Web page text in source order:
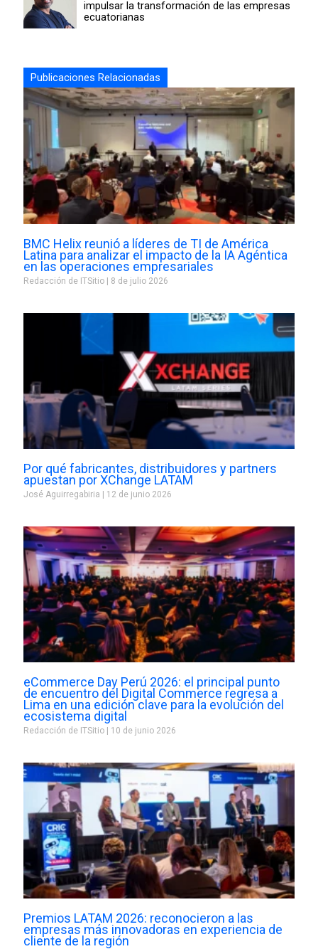
impulsar la transformación de las empresas
ecuatorianas
Publicaciones Relacionadas
BMC Helix reunió a líderes de TI de América
Latina para analizar el impacto de la IA Agéntica
en las operaciones empresariales
Redacción de ITSitio 8 de julio 2026
Por qué fabricantes, distribuidores y partners
apuestan por XChange LATAM
José Aguirregabiria 12 de junio 2026
eCommerce Day Perú 2026: el principal punto
de encuentro del Digital Commerce regresa a
Lima en una edición clave para la evolución del
ecosistema digital
Redacción de ITSitio 10 de junio 2026
Premios LATAM 2026: reconocieron a las
empresas más innovadoras en experiencia de
cliente de la región